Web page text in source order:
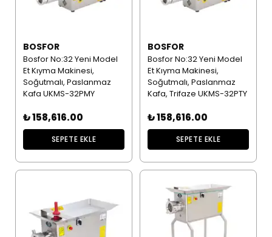
BOSFOR
Bosfor No:32 Yeni Model
Et Kıyma Makinesi,
Soğutmalı, Paslanmaz
Kafa UKMS-32PMY
₺ 158,616.00
SEPETE EKLE
BOSFOR
Bosfor No:32 Yeni Model
Et Kıyma Makinesi,
Soğutmalı, Paslanmaz
Kafa, Trifaze UKMS-32PTY
₺ 158,616.00
SEPETE EKLE